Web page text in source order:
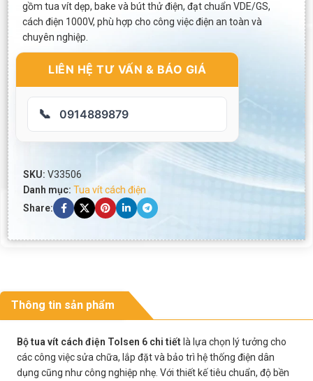
gồm tua vít dẹp, bake và bút thử điện, đạt chuẩn VDE/GS,
cách điện 1000V, phù hợp cho công việc điện an toàn và
chuyên nghiệp.
LIÊN HỆ TƯ VẤN & BÁO GIÁ
📞 0914889879
SKU: V33506
Danh mục: Tua vít cách điện
Share:
Thông tin sản phẩm
Bộ tua vít cách điện Tolsen 6 chi tiết là lựa chọn lý tưởng cho
các công việc sửa chữa, lắp đặt và bảo trì hệ thống điện dân
dụng cũng như công nghiệp nhẹ. Với thiết kế tiêu chuẩn, độ bền